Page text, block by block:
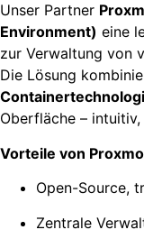
Unser Partner
Environment) eine
zur Verwaltung von
Die Lösung
Oberfläche –
Vorteile von
Open-Source,
Zentrale